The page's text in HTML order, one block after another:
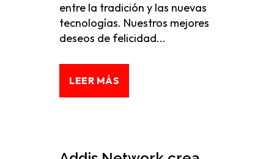
entre la tradición y las nuevas
tecnologías. Nuestros mejores
deseos de felicidad...
LEER MÁS